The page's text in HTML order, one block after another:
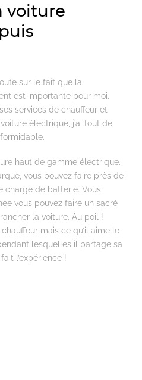
voiture
sur le fait que la
est importante pour moi.
services de chauffeur et
électrique, j’ai tout de
haut de gamme électrique.
vous pouvez faire près de
charge de batterie. Vous
vous pouvez faire un sacré
la voiture. Au poil !
mais ce qu’il aime le
lesquelles il partage sa
l’expérience !